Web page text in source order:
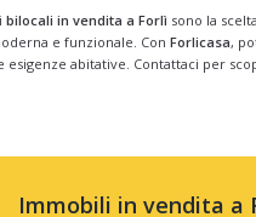
bilocali in vendita a Forlì sono la
e funzionale. Con Forlicasa,
esigenze abitative. Contattaci per
Immobili in vendita a